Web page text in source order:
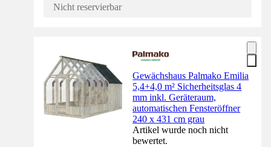
Nicht reservierbar
Gewächshaus Palmako Emilia
5,4+4,0 m² Sicherheitsglas 4
mm inkl. Geräteraum,
automatischen Fensteröffner
240 x 431 cm grau
Artikel wurde noch nicht
bewertet.